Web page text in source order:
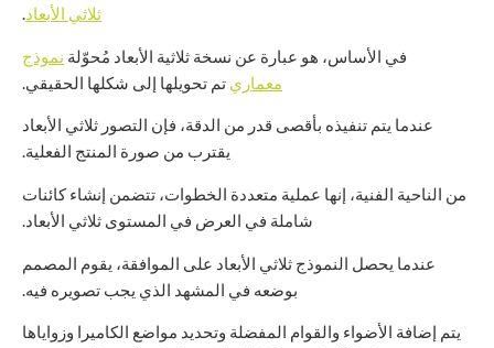
ثلاثي الأبعاد.
في الأساس، هو عبارة عن نسخة ثلاثية الأبعاد مُحوّلة نموذج
معماري تم تحويلها إلى شكلها الحقيقي.
عندما يتم تنفيذه بأقصى قدر من الدقة، فإن التصور ثلاثي الأبعاد
يقترب من صورة المنتج الفعلية.
من الناحية الفنية، إنها عملية متعددة الخطوات، تتضمن إنشاء كائنات
شاملة في العرض في المستوى ثلاثي الأبعاد.
عندما يحصل النموذج ثلاثي الأبعاد على الموافقة، يقوم المصمم
بوضعه في المشهد الذي يجب تصويره فيه.
يتم إضافة الأضواء والقوام المفضلة وتحديد مواضع الكاميرا وزواياها